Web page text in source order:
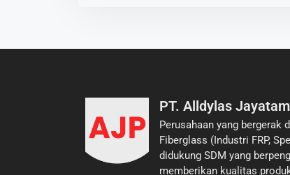
PT. Alldylas
Perusahaan yang bergerak
Fiberglass (Industri FRP,
didukung SDM yang
memberikan kualitas